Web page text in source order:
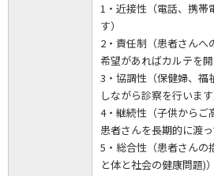
1・近接性（電話、携帯
す）
2・責任制（患者さんへ
希望があればカルテを開
3・協調性（保健婦、福
しながら診察を行います
4・継続性（子供からご
患者さんを長期的に渡っ
5・総合性（患者さんの
と体と社会の健康問題)